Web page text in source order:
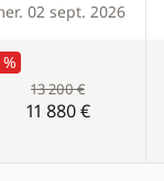
02 sept. 2026
13 200 €
11 880 €